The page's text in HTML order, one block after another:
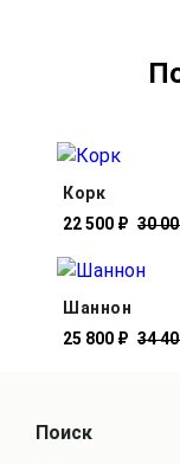
Корк
22 500 ₽ 30
Шаннон
25 800 ₽ 34
Поиск